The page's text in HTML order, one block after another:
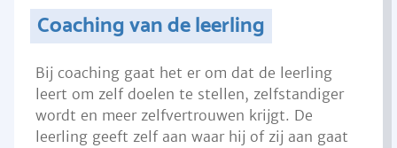
Coaching van de leerling
Bij coaching gaat het er om dat de leerling
leert om zelf doelen te stellen, zelfstandiger
wordt en meer zelfvertrouwen krijgt. De
leerling geeft zelf aan waar hij of zij aan gaat